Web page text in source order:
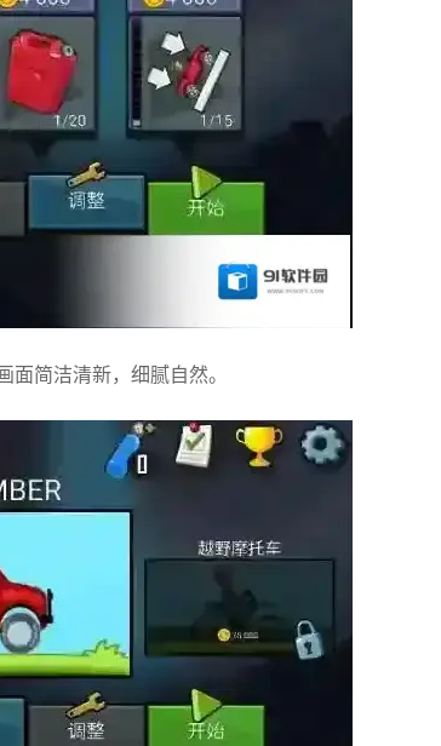
简洁清新，细腻自然。